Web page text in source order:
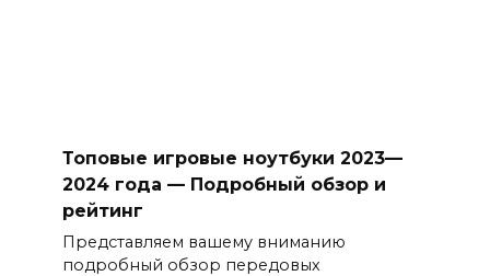
Топовые игровые ноутбуки 2023—
2024 года — Подробный обзор и
рейтинг
Представляем вашему вниманию
подробный обзор передовых